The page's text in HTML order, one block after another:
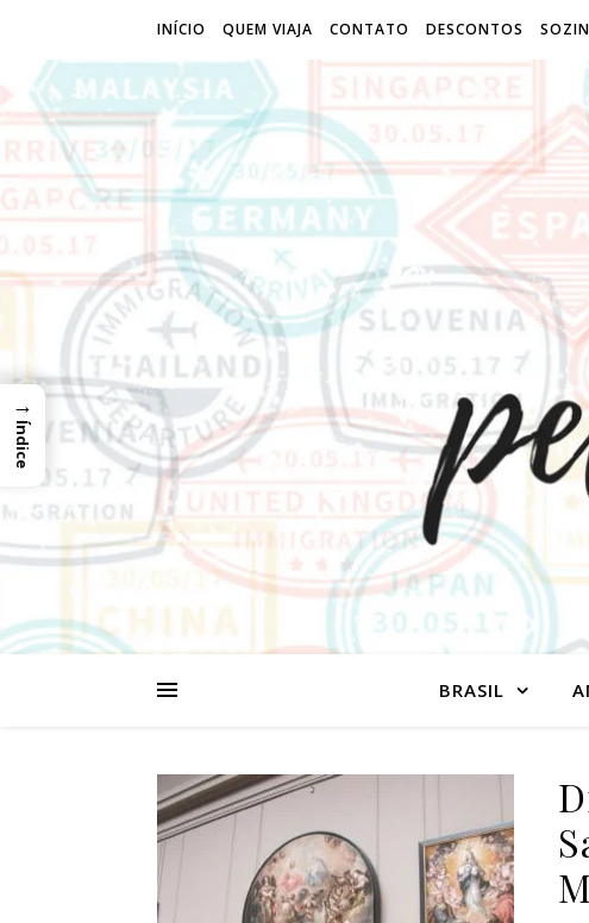
INÍCIO QUEM VIAJA CONTATO DESCONTOS
BRASIL
→
Índice